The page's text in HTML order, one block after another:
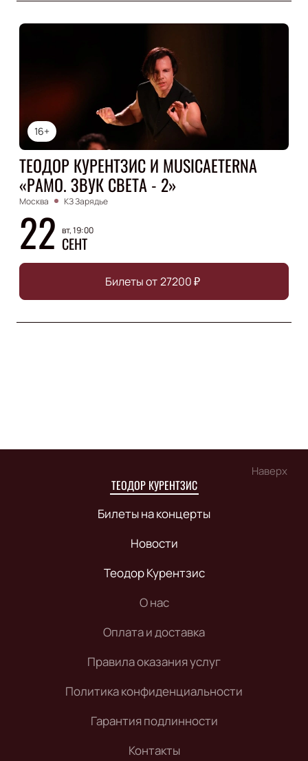
16+
ТЕОДОР КУРЕНТЗИС И MUSICAETERNA
«РАМО. ЗВУК СВЕТА - 2»
Москва КЗ Зарядье
22 вт, 19:00
СЕНТ
Билеты от27200₽
Наверх
ТЕОДОР КУРЕНТЗИС
Билеты на концерты
Новости
Теодор Курентзис
О нас
Оплата и доставка
Правила оказания услуг
Политика конфиденциальности
Гарантия подлинности
Контакты